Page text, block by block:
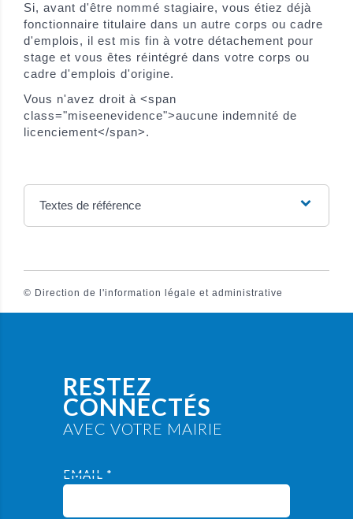
Si, avant d'être nommé stagiaire, vous étiez déjà
fonctionnaire titulaire dans un autre corps ou cadre
d'emplois, il est mis fin à votre détachement pour
stage et vous êtes réintégré dans votre corps ou
cadre d'emplois d'origine.
Vous n'avez droit à <span
class="miseenevidence">aucune indemnité de
licenciement</span>.
Textes de référence
© Direction de l'information légale et administrative
RESTEZ
CONNECTÉS
AVEC VOTRE MAIRIE
EMAIL *